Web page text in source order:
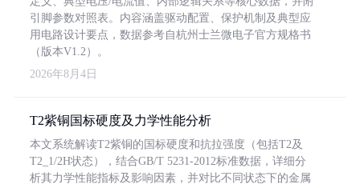
引脚参数对照表。内容涵盖驱动配置、保护机制及典型应
用电路设计要点，数据参考自杭州士兰微电子官方规格书
（版本V1.2）。
2026年8月4日
T2紫铜国标硬度及力学性能分析
本文系统解读T2紫铜的国标硬度和抗拉强度（包括T2及
T2_1/2H状态），结合GB/T 5231-2012标准数据，详细分
析其力学性能指标及影响因素，并对比不同状态下的金属